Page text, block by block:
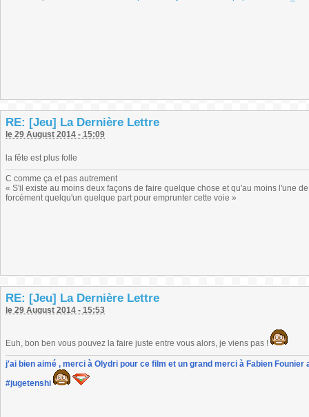
RE: [Jeu] La Dernière Lettre
le 29 August 2014 - 15:09
la fête est plus folle
C comme ça et pas autrement
« S'il existe au moins deux façons de faire quelque chose et qu'au moins l'une
forcément quelqu'un quelque part pour emprunter cette voie »
RE: [Jeu] La Dernière Lettre
le 29 August 2014 - 15:53
Euh, bon ben vous pouvez la faire juste entre vous alors, je viens pas !
j'ai bien aimé , merci à Olydri pour ce film et un grand merci à Fabien
#jugetenshi